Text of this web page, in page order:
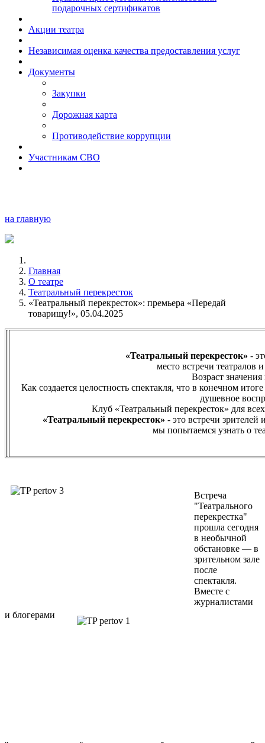
подарочных сертификатов
Акции театра
Независимая оценка качества предоставления услуг
Документы
Закупки
Дорожная карта
Противодействие коррупции
Участникам СВО
на главную
Главная
О театре
Театральный перекресток
«Театральный перекресток»: премьера «Передай
товарищу!», 05.04.2025
«Театральный перекресток» -
место встречи театралов
Возраст
Как создается целостность спектакля, что в конечном
душевное
Клуб «Театральный перекресток» для
«Театральный перекресток» - это встречи зрителей
мы попытаемся узнать о
Встреча
"Театрального
перекрестка"
прошла сегодня
в необычной
обстановке — в
зрительном зале
после
спектакля.
Вместе с
журналистами
и блогерами